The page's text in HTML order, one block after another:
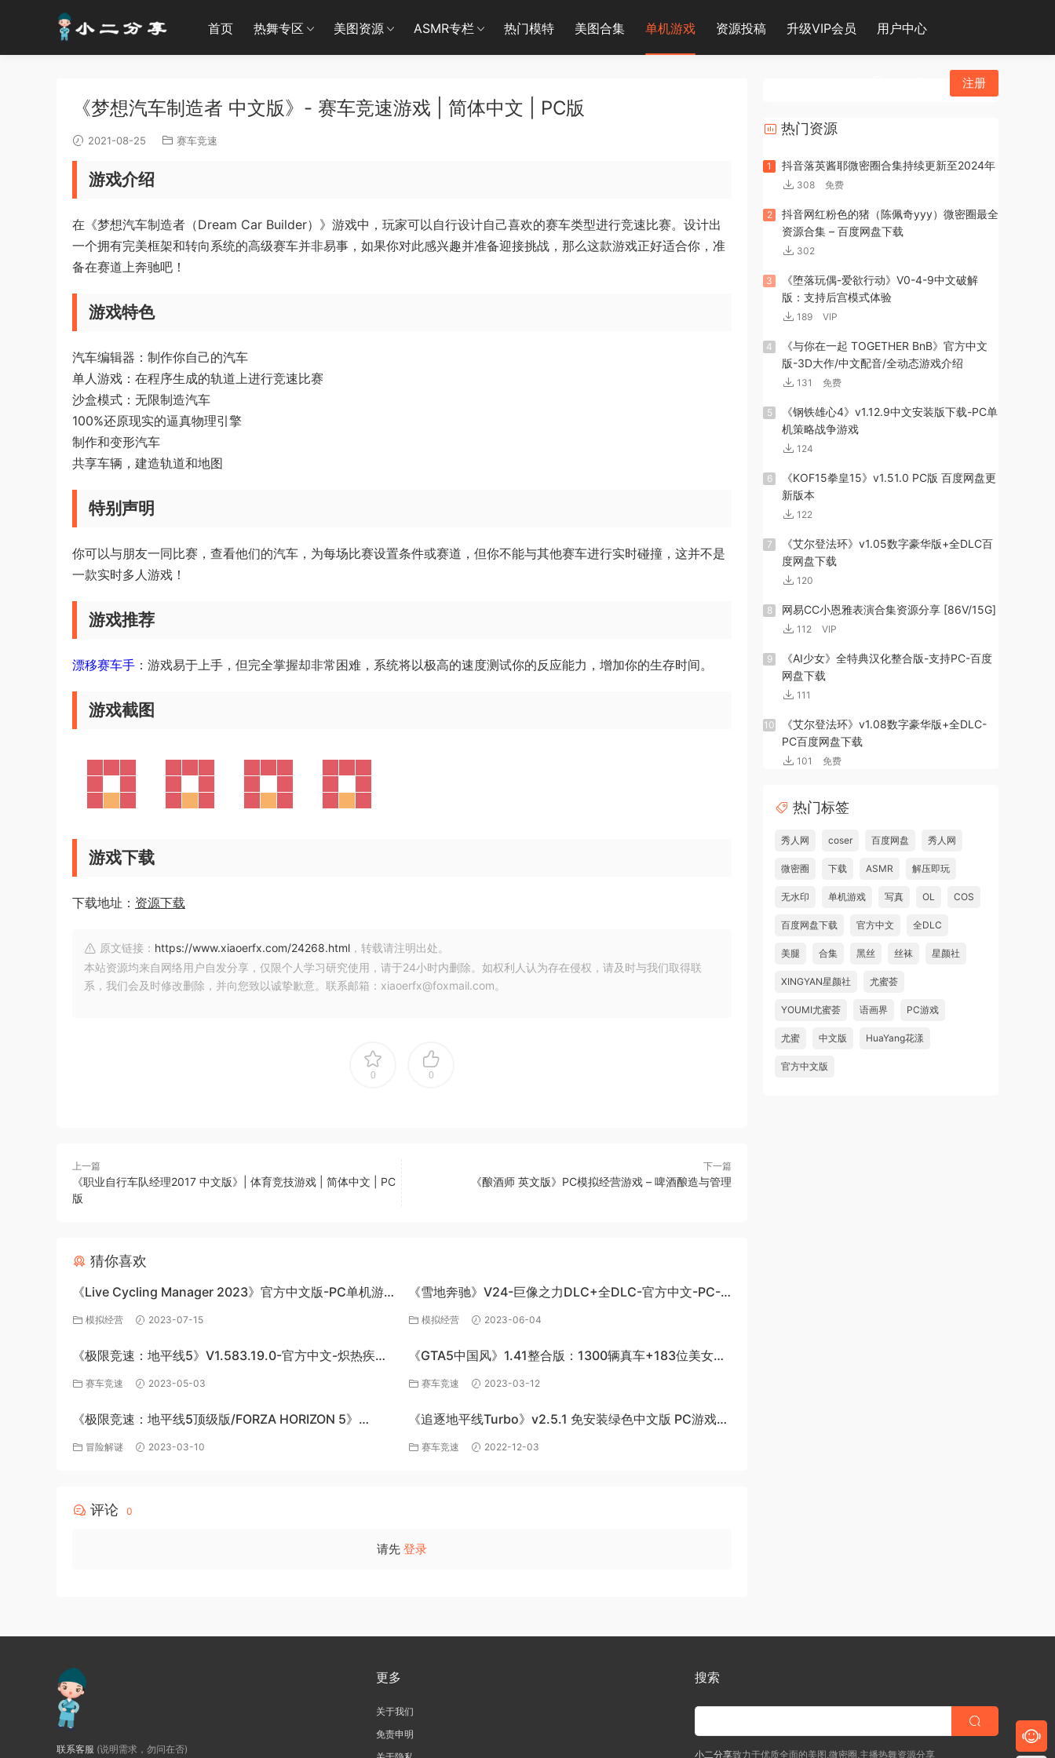
首页 热舞专区 美图资源 ASMR专栏 热门模特 美图合集 单机游戏 资源投稿 升级VIP会员 用户中心
注册
《梦想汽车制造者 中文版》- 赛车竞速游戏 | 简体中文 | PC版
2021-08-25 赛车竞速
游戏介绍
在《梦想汽车制造者（Dream Car Builder）》游戏中，玩家可以自行设计自己喜欢的赛车类型进行竞速比赛。设计出
一个拥有完美框架和转向系统的高级赛车并非易事，如果你对此感兴趣并准备迎接挑战，那么这款游戏正好适合你，准
备在赛道上奔驰吧！
游戏特色
汽车编辑器：制作你自己的汽车
单人游戏：在程序生成的轨道上进行竞速比赛
沙盒模式：无限制造汽车
100%还原现实的逼真物理引擎
制作和变形汽车
共享车辆，建造轨道和地图
特别声明
你可以与朋友一同比赛，查看他们的汽车，为每场比赛设置条件或赛道，但你不能与其他赛车进行实时碰撞，这并不是
一款实时多人游戏！
游戏推荐
漂移赛车手 ：游戏易于上手，但完全掌握却非常困难，系统将以极高的速度测试你的反应能力，增加你的生存时间。
游戏截图
游戏下载
下载地址： 资源下载
原文链接： https://www.xiaoerfx.com/24268.html ，转载请注明出处。
本站资源均来自网络用户自发分享，仅限个人学习研究使用，请于24小时内删除。如权利人认为存在侵权，请及时与我们取得联
系，我们会及时修改删除，并向您致以诚挚歉意。联系邮箱：xiaoerfx@foxmail.com。
0 0
上一篇
《职业自行车队经理2017 中文版》| 体育竞技游戏 | 简体中文 | PC
版
下一篇
《酿酒师 英文版》PC模拟经营游戏 – 啤酒酿造与管理
猜你喜欢
《Live Cycling Manager 2023》官方中文版-PC单机游
戏百度网盘免费下载
模拟经营 2023-07-15
《雪地奔驰》V24-巨像之力DLC+全DLC-官方中文-PC-
百度网盘资源
模拟经营 2023-06-04
《极限竞速：地平线5》V1.583.19.0-官方中文-炽热疾风-
极速绽放+全DLC-PC版百度网盘资源
赛车竞速 2023-05-03
《GTA5中国风》1.41整合版：1300辆真车+183位美女与
英雄+200%存档下载（PC-百度网盘）
赛车竞速 2023-03-12
《极限竞速：地平线5顶级版/FORZA HORIZON 5》
v1.563.816+全DLC-PC百度网盘资源
冒险解谜 2023-03-10
《追逐地平线Turbo》v2.5.1 免安装绿色中文版 PC游戏
百度网盘下载
赛车竞速 2022-12-03
评论 0
请先 登录
热门资源
1 抖音落英酱耶微密圈合集持续更新至2024年
308 免费
2
抖音网红粉色的猪（陈佩奇yyy）微密圈最全
资源合集 – 百度网盘下载
302
3
《堕落玩偶-爱欲行动》V0-4-9中文破解
版：支持后宫模式体验
189 VIP
4
《与你在一起 TOGETHER BnB》官方中文
版-3D大作/中文配音/全动态游戏介绍
131 免费
5
《钢铁雄心4》v1.12.9中文安装版下载-PC单
机策略战争游戏
124
6
《KOF15拳皇15》v1.51.0 PC版 百度网盘更
新版本
122
7
《艾尔登法环》v1.05数字豪华版+全DLC百
度网盘下载
120
8 网易CC小恩雅表演合集资源分享 [86V/15G]
112 VIP
9
《AI少女》全特典汉化整合版-支持PC-百度
网盘下载
111
10
《艾尔登法环》v1.08数字豪华版+全DLC-
PC百度网盘下载
101 免费
热门标签
秀人网 coser 百度网盘 秀人网
微密圈 下载 ASMR 解压即玩
无水印 单机游戏 写真 OL COS
百度网盘下载 官方中文 全DLC
美腿 合集 黑丝 丝袜 星颜社
XINGYAN星颜社 尤蜜荟
YOUMI尤蜜荟 语画界 PC游戏
尤蜜 中文版 HuaYang花漾
官方中文版
联系客服 (说明需求，勿问在否)
更多
关于我们
免责申明
搜索
小二分享致力于优质全面的美图,微密圈,主播热舞资源分享